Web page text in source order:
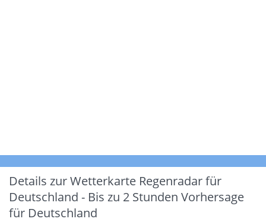
Details zur Wetterkarte Regenradar für
Deutschland - Bis zu 2 Stunden Vorhersage
für Deutschland